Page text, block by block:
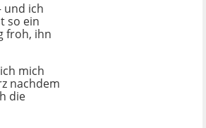
und ich
so ein
froh, ihn
mich
nachdem
die